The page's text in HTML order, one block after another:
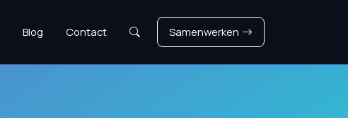
Blog Contact Zoeken Samenwerken